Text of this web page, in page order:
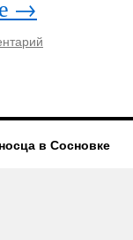
→
в Сосновке